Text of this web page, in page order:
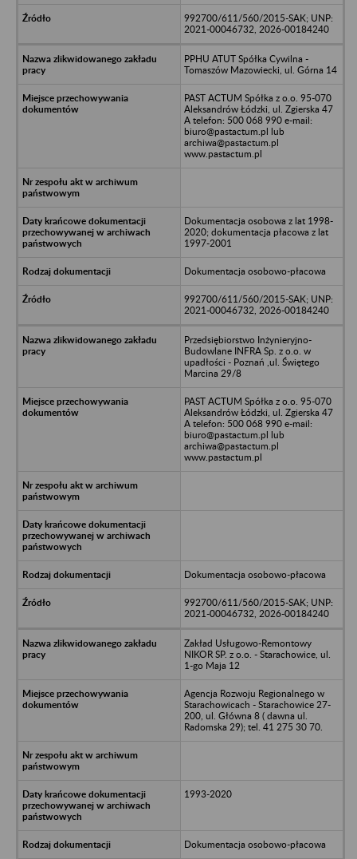
992700/611/560/2015-SAK; UNP:
2021-00046732, 2026-00184240
PPHU ATUT Spółka Cywilna -
Tomaszów Mazowiecki, ul. Górna 14
PAST ACTUM Spółka z o.o. 95-070
Aleksandrów Łódzki, ul. Zgierska 47
A telefon: 500 068 990 e-mail:
biuro@pastactum.pl lub
archiwa@pastactum.pl
www.pastactum.pl
Dokumentacja osobowa z lat 1998-
2020; dokumentacja płacowa z lat
1997-2001
Dokumentacja osobowo-płacowa
992700/611/560/2015-SAK; UNP:
2021-00046732, 2026-00184240
Przedsiębiorstwo Inżynieryjno-
Budowlane INFRA Sp. z o.o. w
upadłości - Poznań ,ul. Świętego
Marcina 29/8
PAST ACTUM Spółka z o.o. 95-070
Aleksandrów Łódzki, ul. Zgierska 47
A telefon: 500 068 990 e-mail:
biuro@pastactum.pl lub
archiwa@pastactum.pl
www.pastactum.pl
Dokumentacja osobowo-płacowa
992700/611/560/2015-SAK; UNP:
2021-00046732, 2026-00184240
Zakład Usługowo-Remontowy
NIKOR SP. z o.o. - Starachowice, ul.
1-go Maja 12
Agencja Rozwoju Regionalnego w
Starachowicach - Starachowice 27-
200, ul. Główna 8 ( dawna ul.
Radomska 29); tel. 41 275 30 70.
1993-2020
Dokumentacja osobowo-płacowa